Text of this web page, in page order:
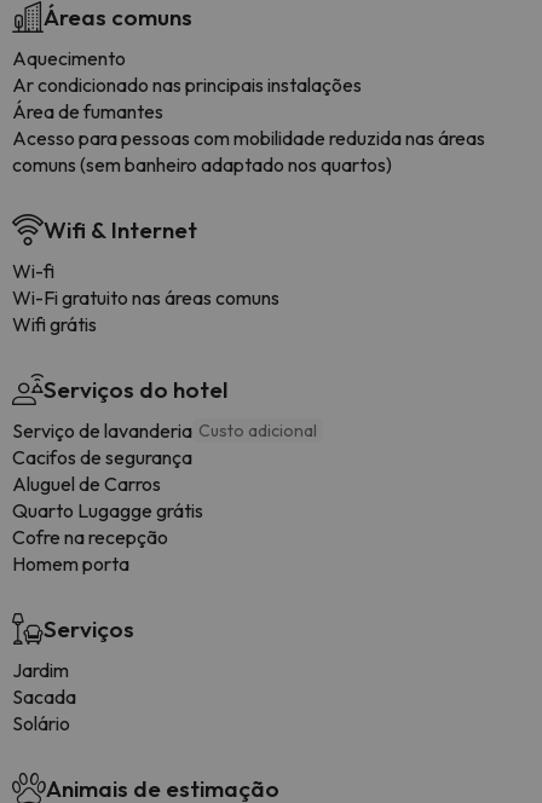
Áreas comuns
Aquecimento
Ar condicionado nas principais instalações
Área de fumantes
Acesso para pessoas com mobilidade reduzida nas áreas
comuns (sem banheiro adaptado nos quartos)
Wifi & Internet
Wi-fi
Wi-Fi gratuito nas áreas comuns
Wifi grátis
Serviços do hotel
Serviço de lavanderia Custo adicional
Cacifos de segurança
Aluguel de Carros
Quarto Lugagge grátis
Cofre na recepção
Homem porta
Serviços
Jardim
Sacada
Solário
Animais de estimação